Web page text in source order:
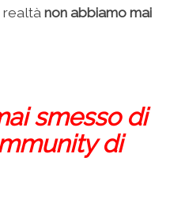
realtà non abbiamo mai
smesso di
di